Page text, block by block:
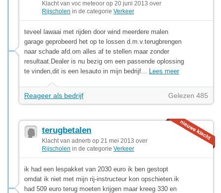
Klacht van voc meteoor op 20 juni 2013 over
Rijscholen in de categorie Verkeer
teveel lawaai met rijden door wind meerdere malen
garage geprobeerd het op te lossen d.m.v.terugbrengen
naar schade afd.om alles af te stellen maar zonder
resultaat.Dealer is nu bezig om een passende oplossing
te vinden,dit is een lesauto in mijn bedrijf... Lees meer
Reageer als bedrijf Gelezen 485
terugbetalen
Klacht van adnerb op 21 mei 2013 over
Rijscholen in de categorie Verkeer
ik had een lespakket van 2030 euro ik ben gestopt
omdat ik niet met mijn rij-instructeur kon opschieten.ik
had 509 euro terug moeten krijgen maar kreeg 330 en